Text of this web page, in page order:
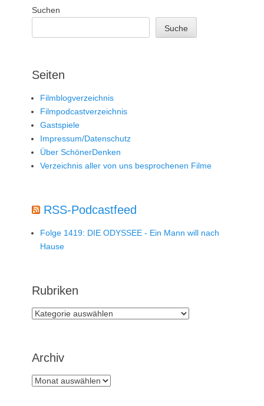
Suchen
Suche
Seiten
Filmblogverzeichnis
Filmpodcastverzeichnis
Gastspiele
Impressum/Datenschutz
Über SchönerDenken
Verzeichnis aller von uns besprochenen Filme
RSS-Podcastfeed
Folge 1419: DIE ODYSSEE - Ein Mann will nach
Hause
Rubriken
Rubriken
Archiv
Archiv